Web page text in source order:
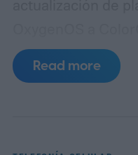
apariencia de
la marca OnePlus
OnePlus ha
Read more